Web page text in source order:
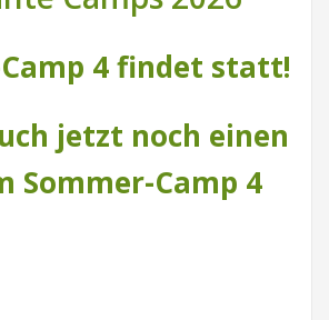
4 findet statt!
jetzt noch einen
Sommer-Camp 4